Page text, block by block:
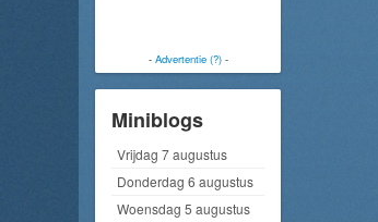
- Advertentie (?)-
Miniblogs
Vrijdag 7 augustus
Donderdag 6 augustus
Woensdag 5 augustus